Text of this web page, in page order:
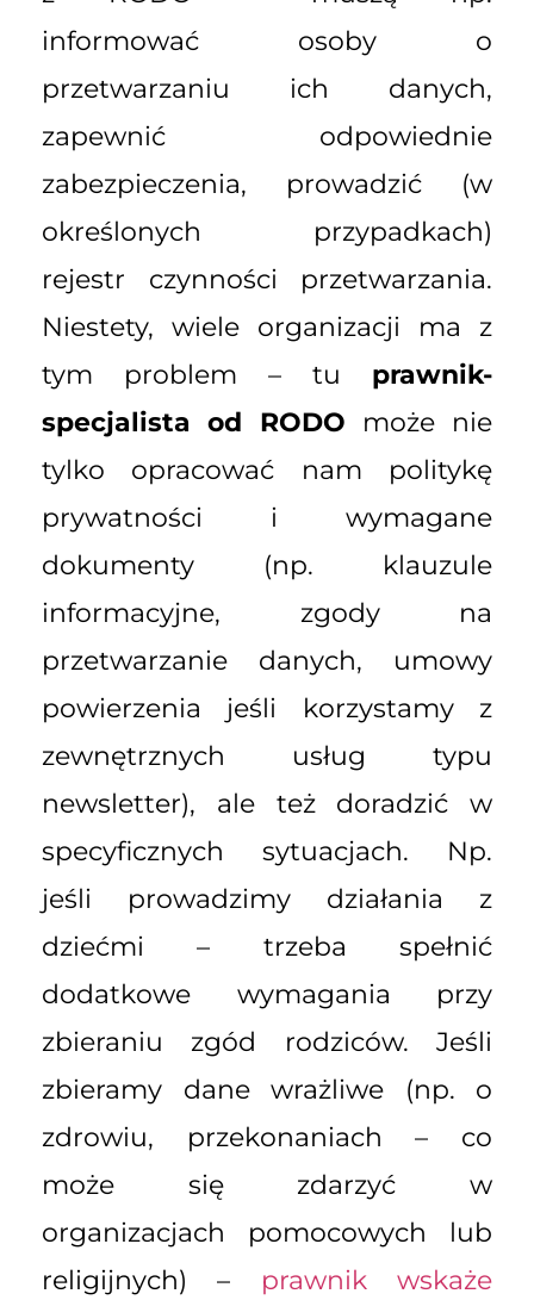
informować osoby o
przetwarzaniu ich danych,
zapewnić odpowiednie
zabezpieczenia, prowadzić (w
określonych przypadkach)
rejestr czynności przetwarzania.
Niestety, wiele organizacji ma z
tym problem – tu prawnik-
specjalista od RODO może nie
tylko opracować nam politykę
prywatności i wymagane
dokumenty (np. klauzule
informacyjne, zgody na
przetwarzanie danych, umowy
powierzenia jeśli korzystamy z
zewnętrznych usług typu
newsletter), ale też doradzić w
specyficznych sytuacjach. Np.
jeśli prowadzimy działania z
dziećmi – trzeba spełnić
dodatkowe wymagania przy
zbieraniu zgód rodziców. Jeśli
zbieramy dane wrażliwe (np. o
zdrowiu, przekonaniach – co
może się zdarzyć w
organizacjach pomocowych lub
religijnych) – prawnik wskaże